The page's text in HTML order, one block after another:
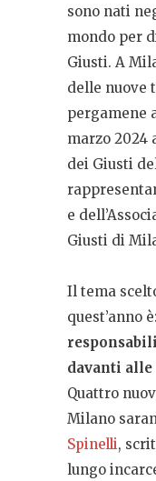
sono nati
mondo per
Giusti. A
delle nuove
pergamene
marzo 2024
dei Giusti
e
Giusti di
Il tema
quest’anno
davanti alle
Quattro
Milano
Spinelli,
lungo